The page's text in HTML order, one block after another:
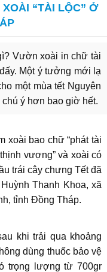
“TÀI LỘC” Ở
Vườn xoài in chữ tài
Một ý tưởng mới lạ
một mùa tết Nguyên
ý hơn bao giờ hết.
xoài bao chữ “phát tài
vượng” và xoài có
trái cây chưng Tết đã
Thanh Khoa, xã
tỉnh Đồng Tháp.
khi trải qua khoảng
dùng thuốc bảo vệ
trọng lượng từ 700gr